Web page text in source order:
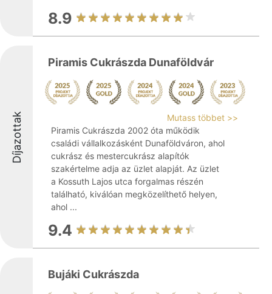
8.9
Díjazottak
Piramis Cukrászda Dunaföldvár
Mutass többet >>
Piramis Cukrászda 2002 óta működik
családi vállalkozásként Dunaföldváron, ahol
cukrász és mestercukrász alapítók
szakértelme adja az üzlet alapját. Az üzlet
a Kossuth Lajos utca forgalmas részén
található, kiválóan megközelíthető helyen,
ahol ...
9.4
Bujáki Cukrászda